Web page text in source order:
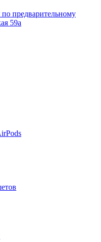
предварительному
59а